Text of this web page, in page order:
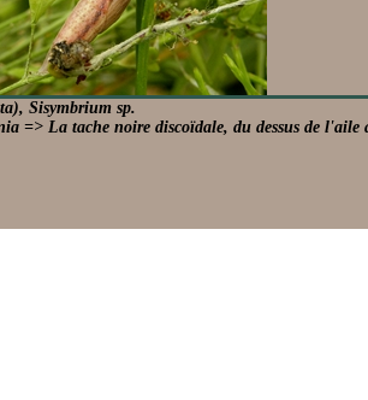
Sisymbrium sp.
=> La tache noire discoïdale, du dessus de